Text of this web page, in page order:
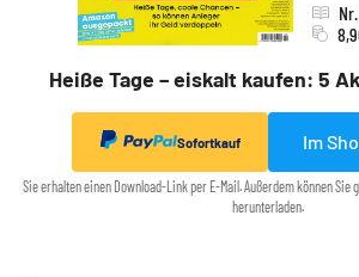
Heiße Tage – eiskalt kaufen: 5
Sofortkauf Im
Sie erhalten einen Download-Link per E-Mail. Außerdem können Sie
herunterladen.